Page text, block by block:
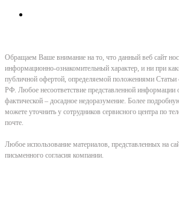
Обращаем Ваше внимание на то, что данный веб сайт
информационно-ознакомительный характер, и ни при
публичной офертой, определяемой положениями Статьи
РФ. Любое несоответствие представленной информации
фактической – досадное недоразумение. Более
можете уточнить у сотрудников сервисного центра по
почте.
Любое использование материалов, представленных на
письменного согласия компании.